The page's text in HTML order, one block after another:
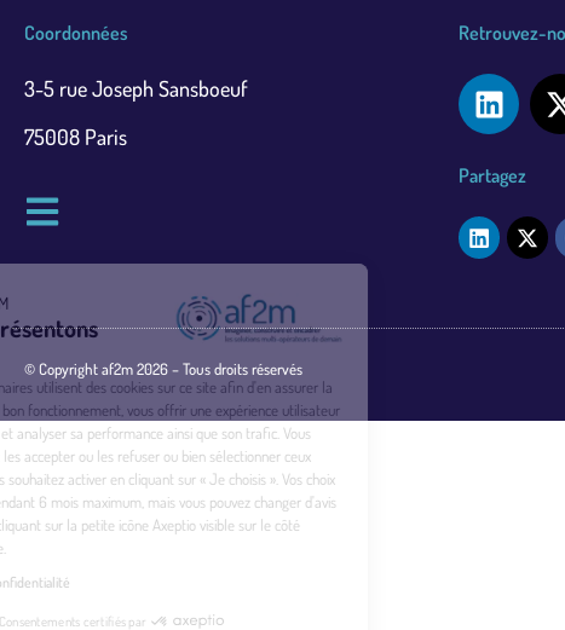
Nous vous présentons
L'af2m et ses partenaires utilisent des cookies sur ce site afin d'en assurer la
sécurité ainsi que le bon fonctionnement, vous offrir une expérience utilisateur
de qualité, mesurer et analyser sa performance ainsi que son trafic. Vous
pouvez directement les accepter ou les refuser ou bien sélectionner ceux
d'entre eux que vous souhaitez activer en cliquant sur « Je choisis ». Vos choix
seront conservés pendant 6 mois maximum, mais vous pouvez changer d'avis
à tout moment en cliquant sur la petite icône Axeptio visible sur le côté
Lire la politique de confidentialité
Consentements certifiés par
Coordonnées
3-5 rue Joseph Sansboeuf
75008 Paris
Retrouvez-
Partagez
© Copyright af2m 2026 – Tous droits réservés